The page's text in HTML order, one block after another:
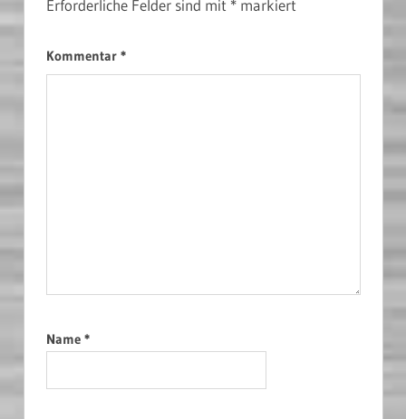
Erforderliche Felder sind mit *markiert
Kommentar *
Name *